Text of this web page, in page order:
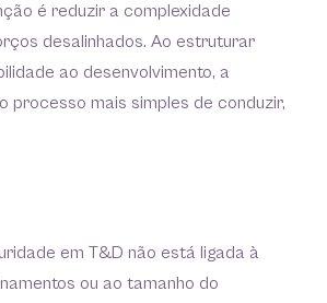
é reduzir a complexidade
desalinhados. Ao estruturar
ao desenvolvimento, a
processo mais simples de conduzir,
em T&D não está ligada à
ou ao tamanho do